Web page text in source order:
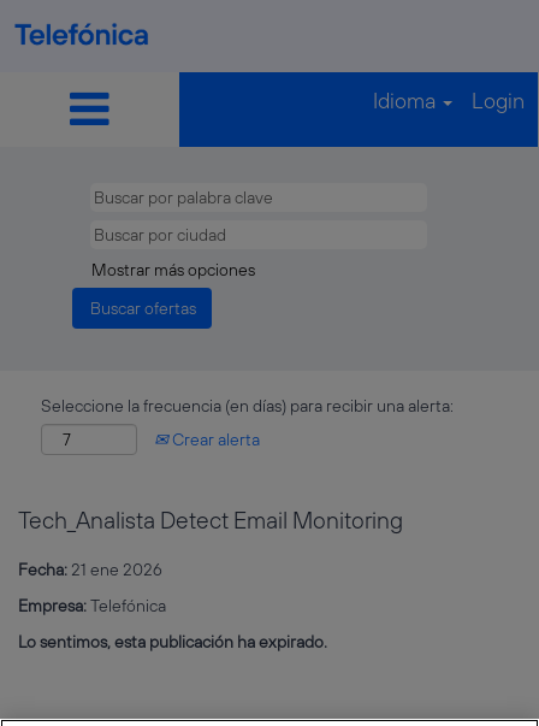
Idioma Login
Mostrar más opciones
Seleccione la frecuencia (en días) para recibir una alerta:
Crear alerta
Tech_Analista Detect Email Monitoring
Fecha: 21 ene 2026
Empresa:Telefónica
Lo sentimos, esta publicación ha expirado.